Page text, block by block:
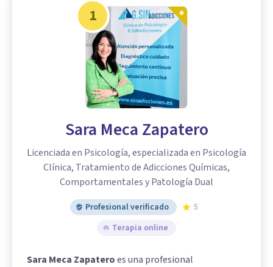
1
Sara Meca Zapatero
Licenciada en Psicología, especializada en Psicología
Clínica, Tratamiento de Adicciones Químicas,
Comportamentales y Patología Dual
Profesional verificado
5
Terapia online
Sara Meca Zapateroes una profesional